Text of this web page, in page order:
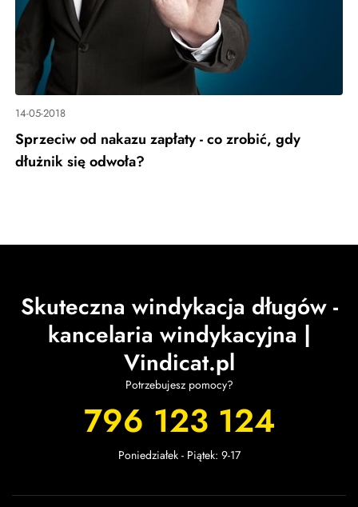
14-05-2018
Sprzeciw od nakazu zapłaty - co zrobić, gdy
dłużnik się odwoła?
Skuteczna windykacja długów -
kancelaria windykacyjna |
Vindicat.pl
Potrzebujesz pomocy?
796 123 124
Poniedziałek - Piątek: 9-17